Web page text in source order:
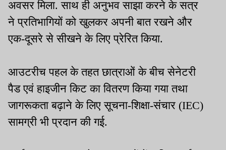
अवसर मिला. साथ ही अनुभव साझा करने के सत्र
ने प्रतिभागियों को खुलकर अपनी बात रखने और
एक-दूसरे से सीखने के लिए प्रेरित किया.
आउटरीच पहल के तहत छात्राओं के बीच सेनेटरी
पैड एवं हाइजीन किट का वितरण किया गया तथा
जागरूकता बढ़ाने के लिए सूचना-शिक्षा-संचार (IEC)
सामग्री भी प्रदान की गई.